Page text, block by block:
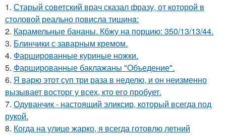
1. Старый советский врач сказал фразу, от которой в
столовой реально повисла тишинa:
2. Карамельные бананы. Кбжу на порцию: 350/13/13/44.
3. Блинчики с заварным кремом.
4. Фаршированные куриные ножки.
5. Фаршированные баклажаны "Объедение".
6. Я варю этот суп три раза в неделю, и он неизменно
вызывает восторг у всех, кто его пробует.
7. Одуванчик - настоящий эликсир, который всегда под
рукой.
8. Когда на улице жарко, я всегда готовлю летний